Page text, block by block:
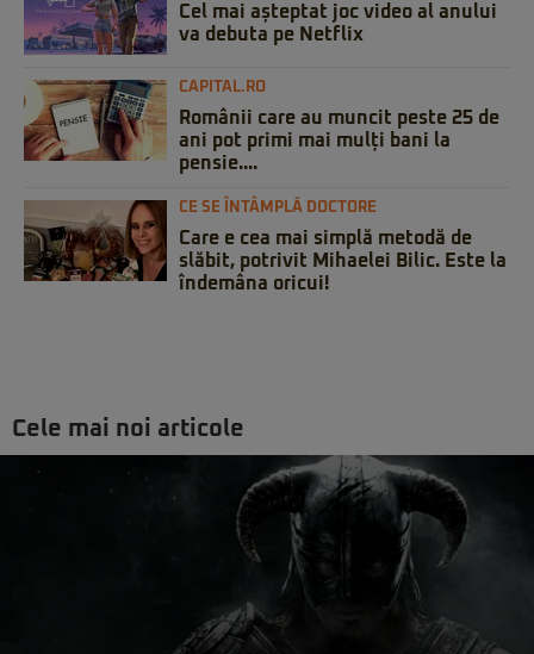
Cel mai așteptat joc video al anului
va debuta pe Netflix
CAPITAL.RO
Românii care au muncit peste 25 de
ani pot primi mai mulți bani la
pensie....
CE SE ÎNTÂMPLĂ DOCTORE
Care e cea mai simplă metodă de
slăbit, potrivit Mihaelei Bilic. Este la
îndemâna oricui!
Cele mai noi articole